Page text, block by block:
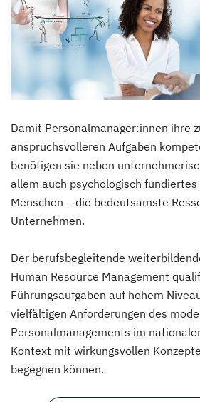
Damit Personalmanager:innen ihre
anspruchsvolleren Aufgaben
benötigen sie neben
allem auch psychologisch fundiertes
Menschen – die bedeutsamste
Unternehmen.
Der berufsbegleitende
Human Resource Management
Führungsaufgaben auf hohem
vielfältigen Anforderungen des
Personalmanagements im
Kontext mit wirkungsvollen
begegnen können.